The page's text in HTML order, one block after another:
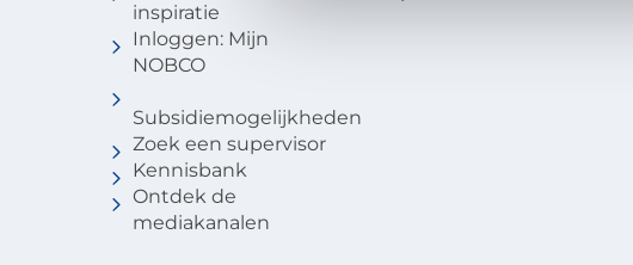
inspiratie
Inloggen: Mijn
NOBCO
Subsidiemogelijkheden
Zoek een supervisor
Kennisbank
Ontdek de
mediakanalen